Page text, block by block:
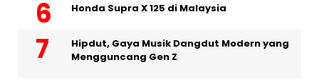
Honda Supra X 125 di Malaysia
Hipdut, Gaya Musik Dangdut Modern yang
Mengguncang Gen Z